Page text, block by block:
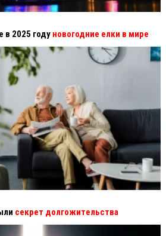
в 2025 году новогодние елки в мире
секрет долгожительства